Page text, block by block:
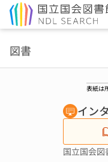
図書
表紙は
イン
国立国会